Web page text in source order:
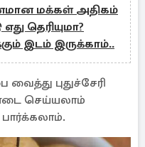
மக்கள் அதிகம்
தெரியுமா?
இடம் இருக்காம்..
புதுச்சேரி
செய்யலாம்